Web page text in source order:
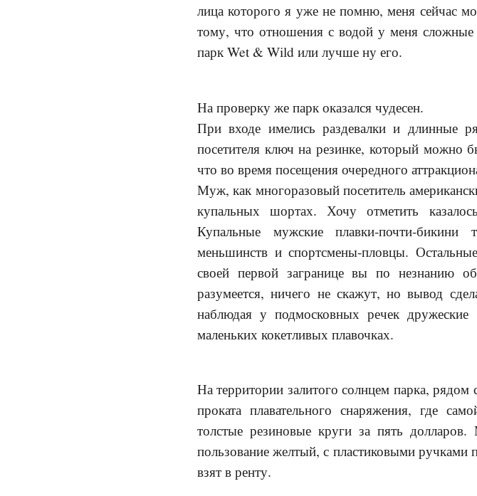
лица которого я уже не помню, меня сейчас
тому, что отношения с водой у меня
парк Wet & Wild или лучше ну его.
На проверку же парк оказался чудесен.
При входе имелись раздевалки и длинные
посетителя ключ на резинке, который можно
что во время посещения очередного
Муж, как многоразовый посетитель
купальных шортах. Хочу отметить
Купальные мужские плавки-почти-бикини
меньшинств и спортсмены-пловцы.
своей первой загранице вы по незнанию
разумеется, ничего не скажут, но вывод
наблюдая у подмосковных речек
маленьких кокетливых плавочках.
На территории залитого солнцем парка,
проката плавательного снаряжения, где
толстые резиновые круги за пять
пользование желтый, с пластиковыми
взят в ренту.